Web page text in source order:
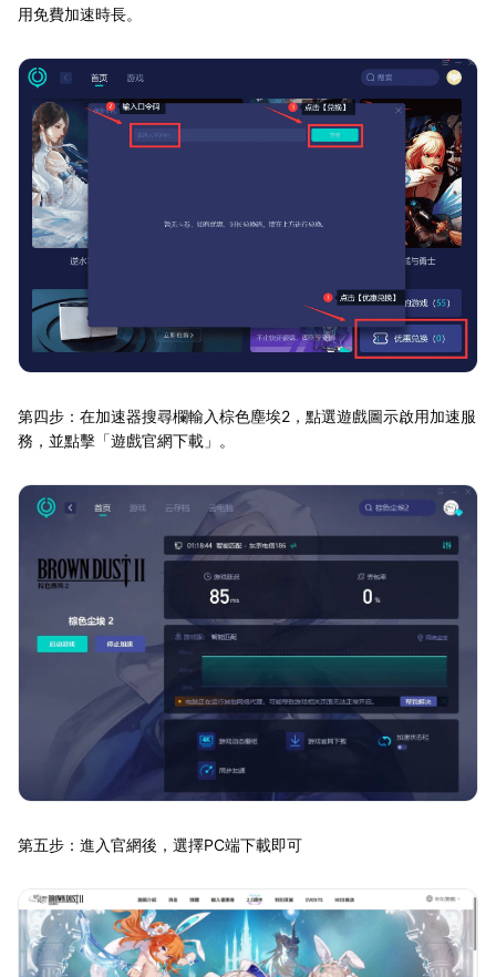
用免費加速時長。
第四步：在加速器搜尋欄輸入棕色塵埃2，點選遊戲圖示啟用加速服
務，並點擊「遊戲官網下載」。
第五步：進入官網後，選擇PC端下載即可